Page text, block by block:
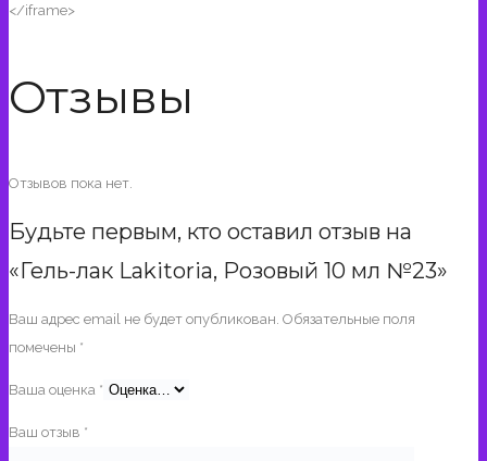
</iframe>
Отзывы
Отзывов пока нет.
Будьте первым, кто оставил отзыв на
«Гель-лак Lakitoria, Розовый 10 мл №23»
Ваш адрес email не будет опубликован. Обязательные поля
помечены *
Ваша оценка *
Ваш отзыв *